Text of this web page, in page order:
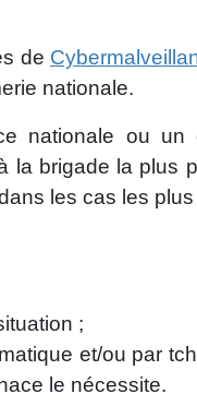
de
nationale.
nationale ou un
la brigade la plus
les cas les
;
et/ou par
le nécessite.